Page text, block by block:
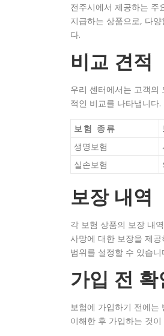
전주시에서 제공하는 주
지급하는 상품으로, 다
다.
비교 견적
우리 센터에서는 고객의
적인 비교를 나타냅니다.
보험 종류
생명보험
실손보험
보장 내역
각 보험 상품의 보장 내
사망에 대한 보장을 제
범위를 설정할 수 있습니
가입 전 확
보험에 가입하기 전에는
이해한 후 가입하는 것